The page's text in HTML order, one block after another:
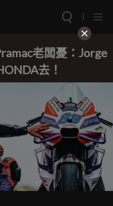
老闆憂：Jorge
去！